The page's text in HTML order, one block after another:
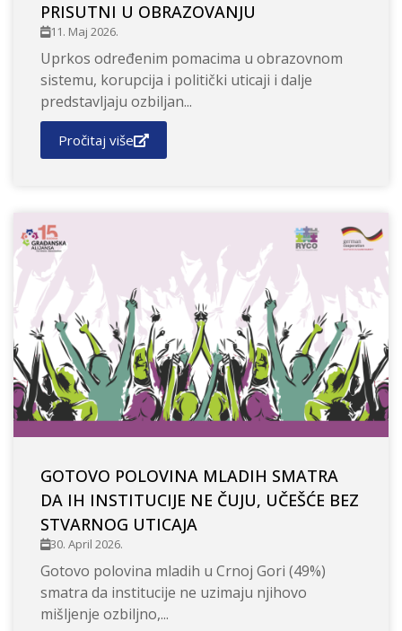
PRISUTNI U OBRAZOVANJU
11. Maj 2026.
Uprkos određenim pomacima u obrazovnom
sistemu, korupcija i politički uticaji i dalje
predstavljaju ozbiljan...
Pročitaj više
GOTOVO POLOVINA MLADIH SMATRA
DA IH INSTITUCIJE NE ČUJU, UČEŠĆE BEZ
STVARNOG UTICAJA
30. April 2026.
Gotovo polovina mladih u Crnoj Gori (49%)
smatra da institucije ne uzimaju njihovo
mišljenje ozbiljno,...